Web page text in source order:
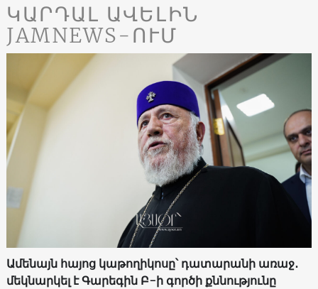
ԿԱՐԴԱԼ ԱՎԵԼԻՆ
JAMNEWS-ՈՒՄ
Ամենայն հայոց կաթողիկոսը՝ դատարանի առաջ․
մեկնարկել է Գարեգին Բ-ի գործի քննությունը